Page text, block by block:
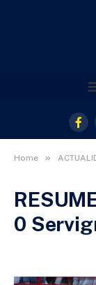
Home »
0